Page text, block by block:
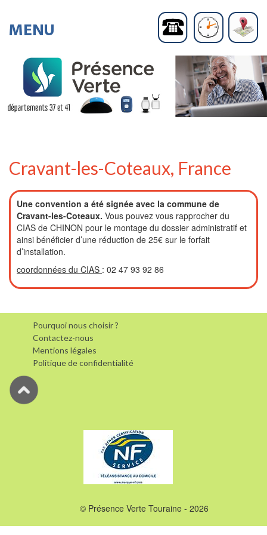
Cravant-les-Coteaux, France
Une convention a été signée avec la commune de
Cravant-les-Coteaux. Vous pouvez vous rapprocher du
CIAS de CHINON pour le montage du dossier administratif et
ainsi bénéficier d’une réduction de 25€ sur le forfait
d’installation.
coordonnées du CIAS : 02 47 93 92 86
Pourquoi nous choisir ?
Contactez-nous
Mentions légales
Politique de confidentialité
© Présence Verte Touraine - 2026